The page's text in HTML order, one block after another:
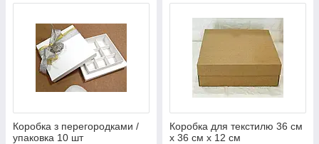
Коробка з перегородками /
упаковка 10 шт
Коробка для текстилю 36 см
х 36 см х 12 см